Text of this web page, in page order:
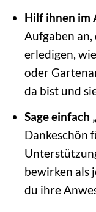
Hilf ihnen im
Aufgaben
erledigen,
oder
da bist und
Sage einfach
Dankeschön
bewirken als
du ihre